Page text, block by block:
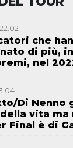
che
di più,
nel
Di Nenno
vita ma
Final è di